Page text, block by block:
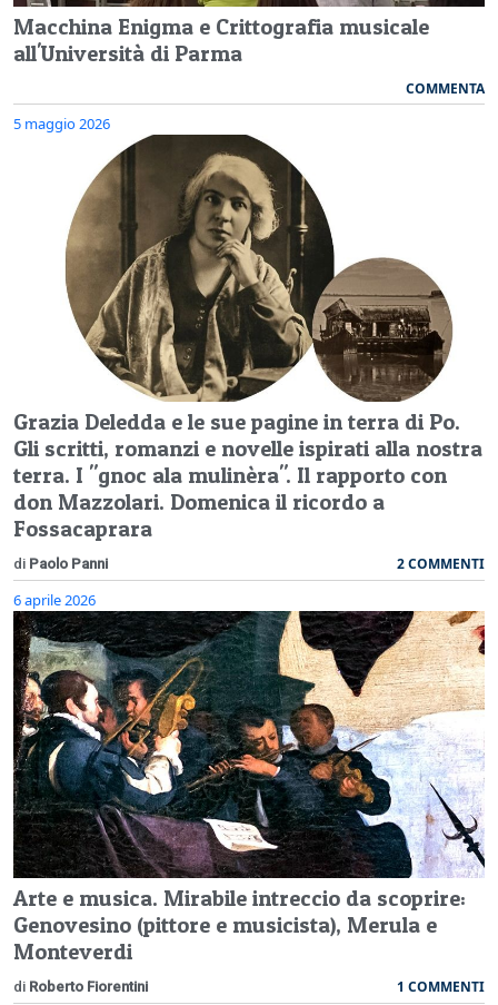
Macchina Enigma e Crittografia musicale
all'Università di Parma
COMMENTA
5 maggio 2026
Grazia Deledda e le sue pagine in terra di Po.
Gli scritti, romanzi e novelle ispirati alla nostra
terra. I "gnoc ala mulinèra". Il rapporto con
don Mazzolari. Domenica il ricordo a
Fossacaprara
di Paolo Panni 2 COMMENTI
6 aprile 2026
Arte e musica. Mirabile intreccio da scoprire:
Genovesino (pittore e musicista), Merula e
Monteverdi
di Roberto Fiorentini 1 COMMENTI